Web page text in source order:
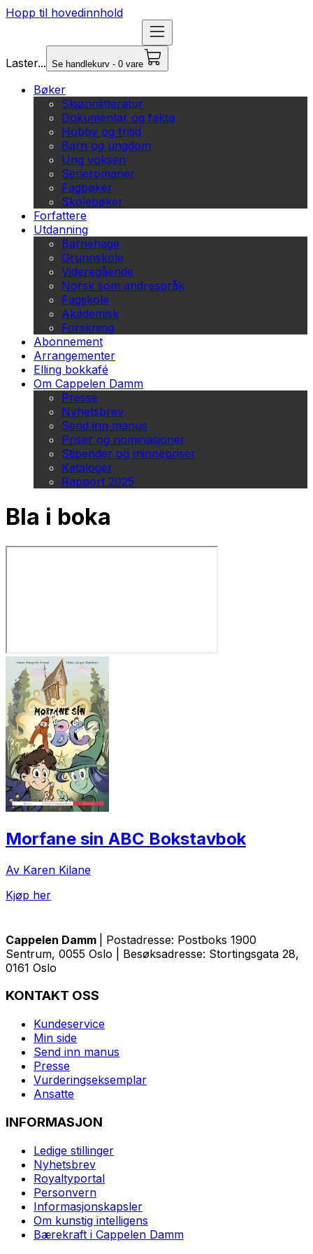
Hopp til hovedinnhold
Laster... Se handlekurv - 0 vare
Bøker
Skjønnlitteratur
Dokumentar og fakta
Hobby og fritid
Barn og ungdom
Ung voksen
Serieromaner
Fagbøker
Skolebøker
Forfattere
Utdanning
Barnehage
Grunnskole
Videregående
Norsk som andrespråk
Fagskole
Akademisk
Forskning
Abonnement
Arrangementer
Elling bokkafé
Om Cappelen Damm
Presse
Nyhetsbrev
Send inn manus
Priser og nominasjoner
Stipender og minnepriser
Kataloger
Rapport 2025
Bla i boka
Morfane sin ABC Bokstavbok
Av Karen Kilane
Kjøp her
Cappelen Damm
| Postadresse: Postboks 1900
Sentrum, 0055 Oslo | Besøksadresse: Stortingsgata 28,
0161 Oslo
KONTAKT OSS
Kundeservice
Min side
Send inn manus
Presse
Vurderingseksemplar
Ansatte
INFORMASJON
Ledige stillinger
Nyhetsbrev
Royaltyportal
Personvern
Informasjonskapsler
Om kunstig intelligens
Bærekraft i Cappelen Damm